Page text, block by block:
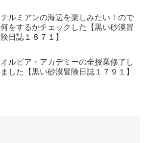
テルミアンの海辺を楽しみたい！ので
何をするかチェックした【黒い砂漠冒
険日誌１８７１】
オルビア・アカデミーの全授業修了し
ました【黒い砂漠冒険日誌１７９１】